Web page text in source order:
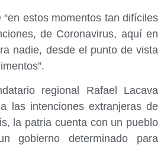
estos momentos tan difíciles
de Coronavirus, aquí en
nadie, desde el punto de vista
regional Rafael Lacava
las intenciones extranjeras de
la patria cuenta con un pueblo
gobierno determinado para